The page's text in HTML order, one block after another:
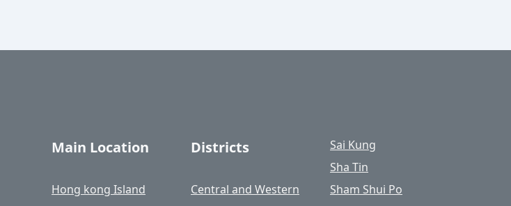
Main Location
Hong kong Island
Districts
Central and Western
Sai Kung
Sha Tin
Sham Shui Po